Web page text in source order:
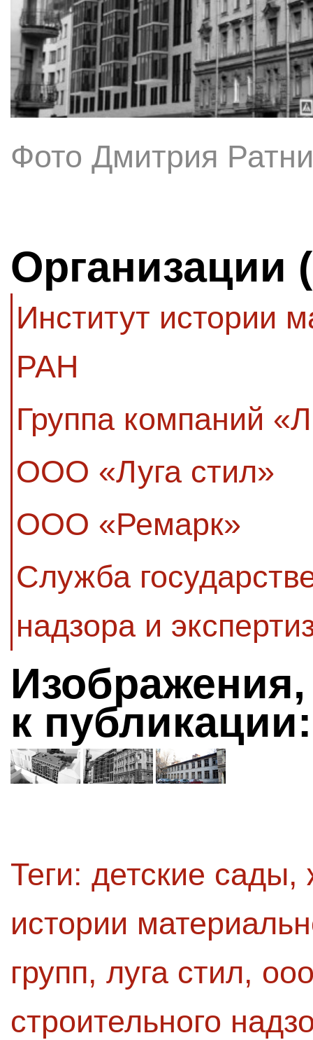
Фото Дмитрия
Организации
Институт истории
РАН
Группа компаний
ООО «Луга стил»
ООО «Ремарк»
Служба
надзора и
к публикации:
Теги: детские сады,
истории
групп, луга стил,
строительного